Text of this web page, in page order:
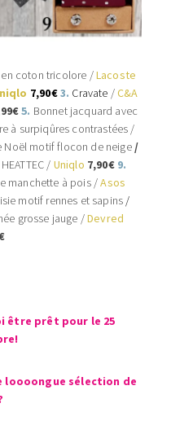
en coton tricolore /Lacoste
7,90€3. Cravate /C&A
5. Bonnet jacquard avec
à surpiqûres contrastées /
motif flocon de neige /
/ Uniqlo 7,90€ 9.
manchette à pois/Asos
motif rennes et sapins /
grosse jauge /Devred
être prêt pour le 25
loooongue sélection de